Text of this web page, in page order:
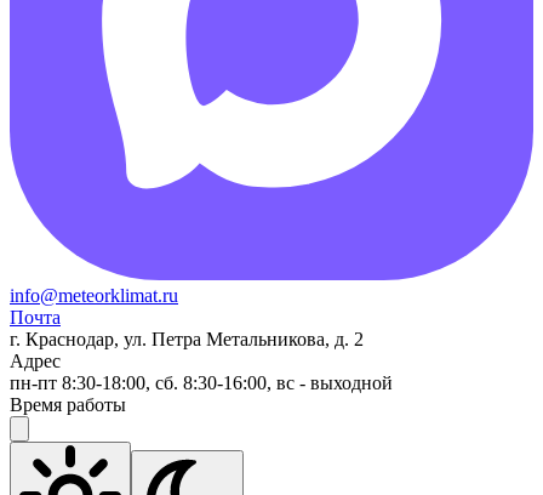
info@meteorklimat.ru
Почта
г. Краснодар, ул. Петра Метальникова, д. 2
Адрес
пн-пт 8:30-18:00, сб. 8:30-16:00, вс - выходной
Время работы